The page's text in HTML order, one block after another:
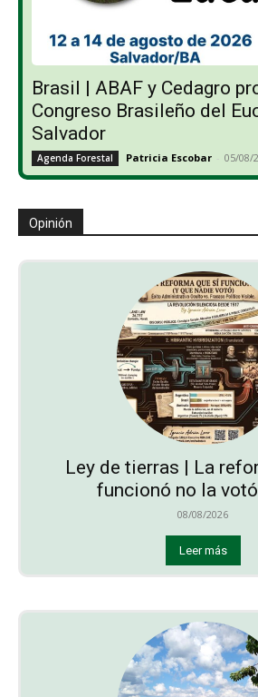
Brasil | ABAF y Cedagro
Congreso Brasileño del
Salvador
Agenda Forestal Patricia Escobar - 05/08/
Opinión
Ley de tierras | La
funcionó no la
08/08/2026
Leer más